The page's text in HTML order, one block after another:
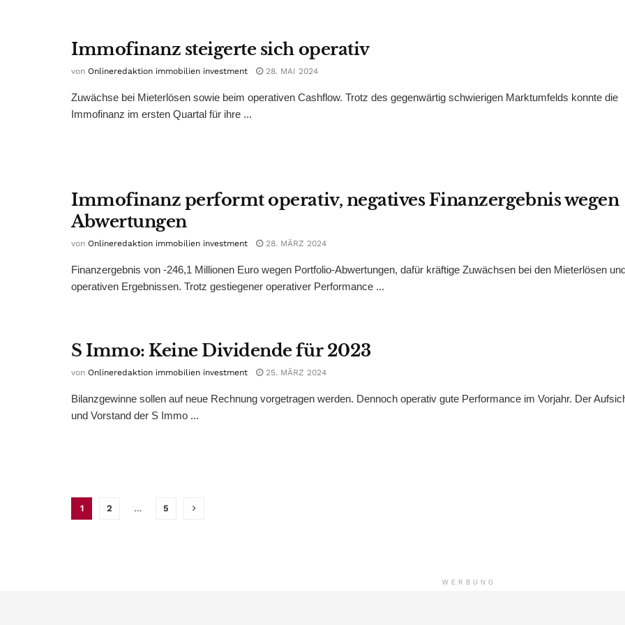
Immofinanz steigerte sich operativ
von Onlineredaktion immobilien investment 28. MAI 2024
Zuwächse bei Mieterlösen sowie beim operativen Cashflow. Trotz des gegenwärtig schwierigen Marktumfelds konnte die
Immofinanz im ersten Quartal für ihre ...
Immofinanz performt operativ, negatives Finanzergebnis wegen
Abwertungen
von Onlineredaktion immobilien investment 28. MÄRZ 2024
Finanzergebnis von -246,1 Millionen Euro wegen Portfolio-Abwertungen, dafür kräftige Zuwächsen bei den Mieterlösen
operativen Ergebnissen. Trotz gestiegener operativer Performance ...
S Immo: Keine Dividende für 2023
von Onlineredaktion immobilien investment 25. MÄRZ 2024
Bilanzgewinne sollen auf neue Rechnung vorgetragen werden. Dennoch operativ gute Performance im Vorjahr. Der
und Vorstand der S Immo ...
1 2 … 5
WERBUNG